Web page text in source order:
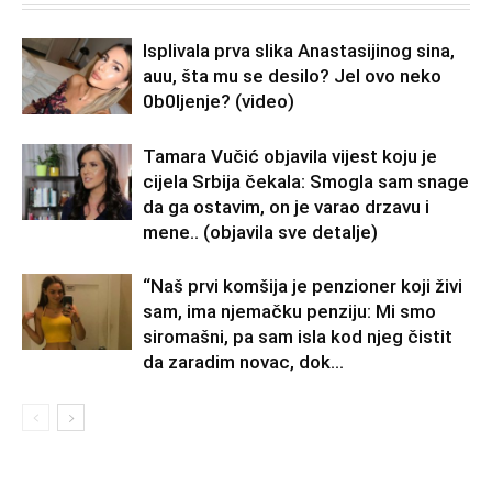
Isplivala prva slika Anastasijinog sina,
auu, šta mu se desilo? Jel ovo neko
0b0Ijenje? (video)
Tamara Vučić objavila vijest koju je
cijela Srbija čekala: Smogla sam snage
da ga ostavim, on je varao drzavu i
mene.. (objavila sve detalje)
“Naš prvi komšija je penzioner koji živi
sam, ima njemačku penziju: Mi smo
siromašni, pa sam isla kod njeg čistit
da zaradim novac, dok...